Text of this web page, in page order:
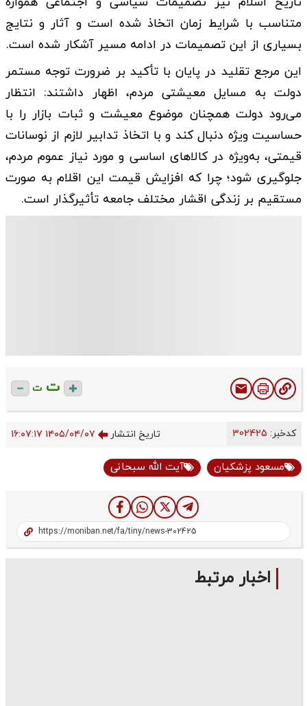
متناسب با شرایط زمان اتخاذ شده است و آثار و نتایج
بسیاری از این تصمیمات در ادامه مسیر آشکار شده است.
این مرجع تقلید در پایان با تأکید بر ضرورت توجه مستمر
دولت به مسایل معیشتی مردم، اظهار داشتند: انتظار
می‌رود دولت همچنان موضوع معیشت و ثبات بازار را با
حساسیت ویژه دنبال کند و با اتخاذ تدابیر لازم از نوسانات
قیمتی، به‌ویژه در کالاهای اساسی و مورد نیاز عموم مردم،
جلوگیری شود؛ چرا که افزایش قیمت این اقلام به صورت
مستقیم بر زندگی اقشار مختلف جامعه تأثیرگذار است.
ت ت
کدخبر: تاریخ انتشار ۱۴۰۵/۰۴/۰۷ ۱۶:۰۷:۱۷
مسعود پزشکیان آیت الله سبحانی
اخبار مرتبط